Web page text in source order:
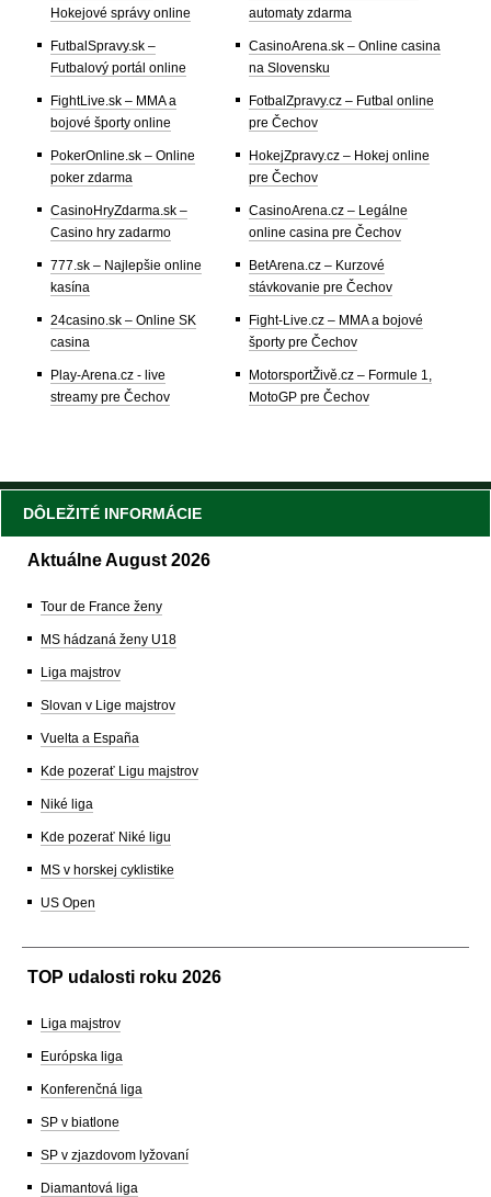
Hokejové správy online
FutbalSpravy.sk –
Futbalový portál online
FightLive.sk – MMA a
bojové športy online
PokerOnline.sk – Online
poker zdarma
CasinoHryZdarma.sk –
Casino hry zadarmo
777.sk – Najlepšie online
kasína
24casino.sk – Online SK
casina
Play-Arena.cz - live
streamy pre Čechov
automaty zdarma
CasinoArena.sk – Online casina
na Slovensku
FotbalZpravy.cz – Futbal online
pre Čechov
HokejZpravy.cz – Hokej online
pre Čechov
CasinoArena.cz – Legálne
online casina pre Čechov
BetArena.cz – Kurzové
stávkovanie pre Čechov
Fight-Live.cz – MMA a bojové
športy pre Čechov
MotorsportŽivě.cz – Formule 1,
MotoGP pre Čechov
DÔLEŽITÉ INFORMÁCIE
Aktuálne August 2026
Tour de France ženy
MS hádzaná ženy U18
Liga majstrov
Slovan v Lige majstrov
Vuelta a España
Kde pozerať Ligu majstrov
Niké liga
Kde pozerať Niké ligu
MS v horskej cyklistike
US Open
TOP udalosti roku 2026
Liga majstrov
Európska liga
Konferenčná liga
SP v biatlone
SP v zjazdovom lyžovaní
Diamantová liga